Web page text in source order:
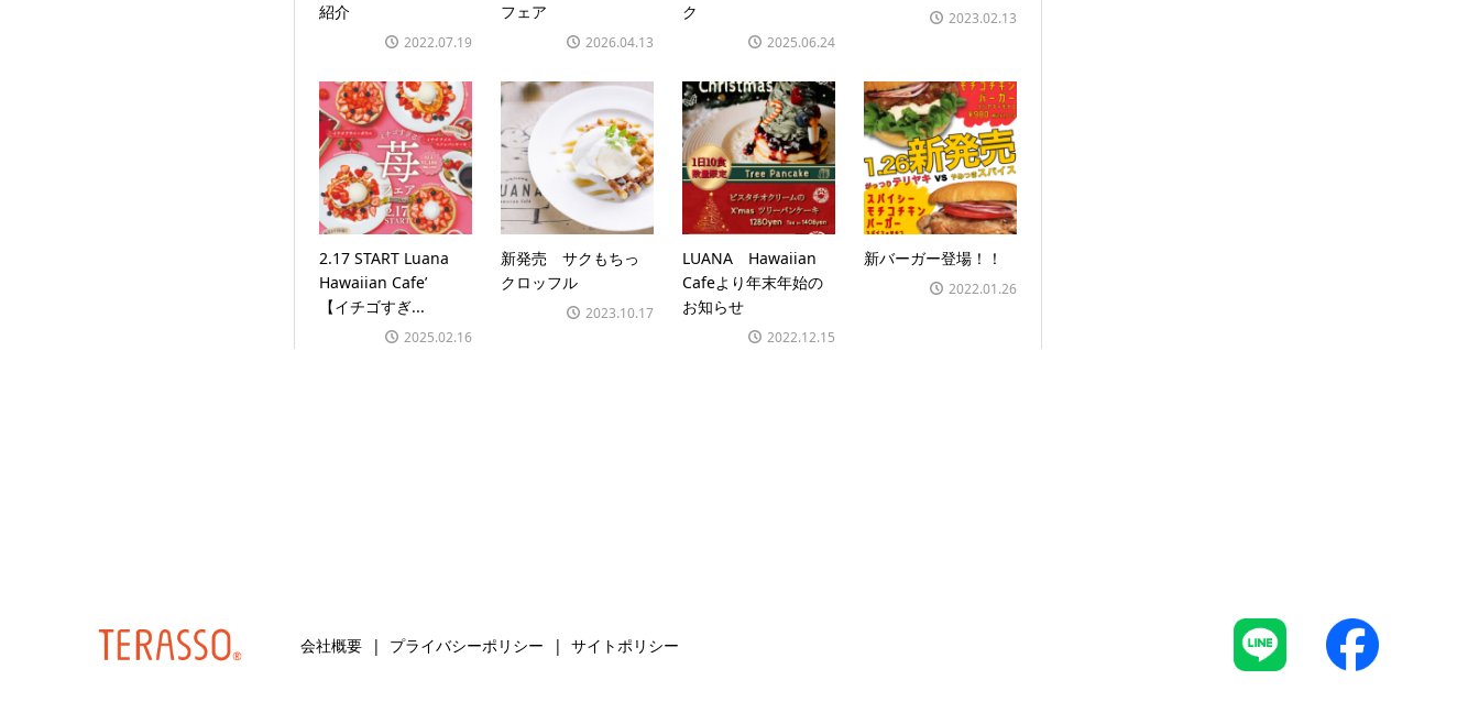
紹介
2022.07.19
フェア
2026.04.13
ク
2025.06.24
2023.02.13
2.17 START Luana
Hawaiian Cafe’
【イチゴすぎ...
2025.02.16
新発売 サクもちっ
クロッフル
2023.10.17
LUANA Hawaiian
Cafeより年末年始の
お知らせ
2022.12.15
新バーガー登場！！
2022.01.26
会社概要 プライバシーポリシー サイトポリシー